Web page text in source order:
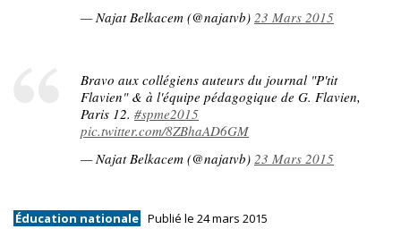
— Najat Belkacem (@najatvb) 23 Mars 2015
Bravo aux collégiens auteurs du journal "P'tit
Flavien" & à l'équipe pédagogique de G. Flavien,
Paris 12. #spme2015
pic.twitter.com/8ZBhaAD6GM
— Najat Belkacem (@najatvb) 23 Mars 2015
Éducation nationale Publié le 24 mars 2015